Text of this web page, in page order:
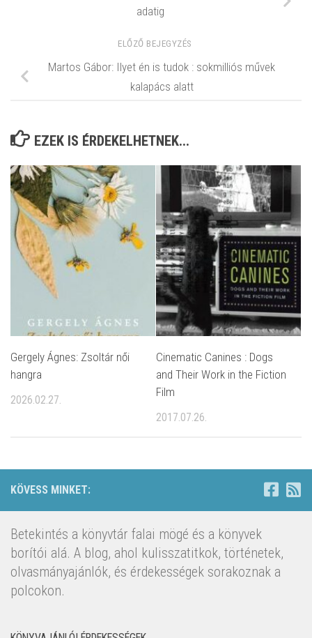
adatig
ELŐZŐ BEJEGYZÉS
Martos Gábor: Ilyet én is tudok : sokmilliós művek
kalapács alatt
EZEK IS ÉRDEKELHETNEK...
Gergely Ágnes: Zsoltár női
hangra
2026.02.27.
Cinematic Canines : Dogs
and Their Work in the Fiction
Film
2017.07.26.
KÖVESS MINKET:
Betekintés a könyvtár falai mögé és a könyvek
borítói alá. A blog, ahol kulisszatitkok, történetek,
olvasmányajánlók, és érdekességek sorakoznak a
polcokon.